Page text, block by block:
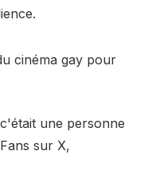
cinéma gay pour
une personne
sur X,